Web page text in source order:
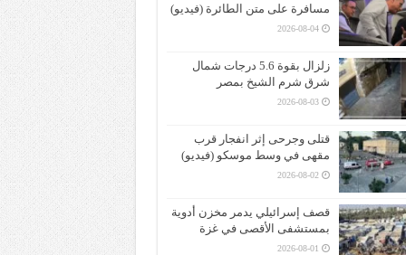
مسافرة على متن الطائرة (فيديو)
2026-08-04
زلزال بقوة 5.6 درجات شمال
شرق شرم الشيخ بمصر
2026-08-03
قتلى وجرحى إثر انفجار قرب
مقهى في وسط موسكو (فيديو)
2026-08-02
قصف إسرائيلي يدمر مخزن أدوية
بمستشفى الأقصى في غزة
2026-08-01